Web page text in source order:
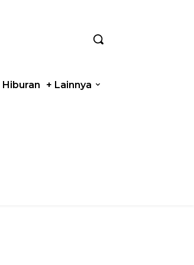
Hiburan + Lainnya